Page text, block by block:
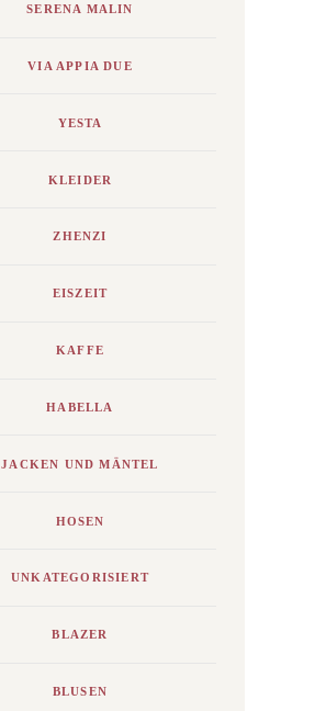
SERENA MALIN
VIA APPIA DUE
YESTA
KLEIDER
ZHENZI
EISZEIT
KAFFE
HABELLA
JACKEN UND MÄNTEL
HOSEN
UNKATEGORISIERT
BLAZER
BLUSEN